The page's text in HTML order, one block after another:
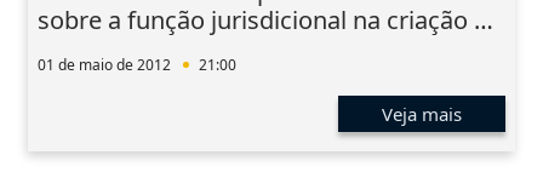
sobre a função jurisdicional na criação do
01 de maio de 2012 21:00
Veja mais